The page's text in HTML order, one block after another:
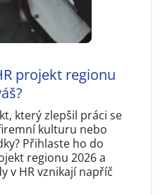
projekt regionu
který zlepšil práci se
kulturu nebo
Přihlaste ho do
regionu 2026 a
v HR vznikají napříč